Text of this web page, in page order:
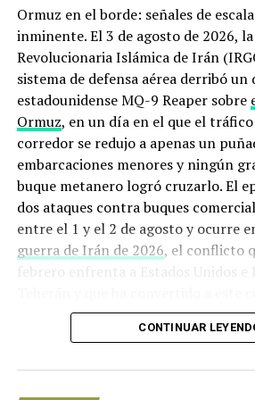
continúen hasta el fin de semana si
meteorológico actual persiste”, dijo
Tonhaugen, jefe de mercados
Energy.
“Esto puede provocar cierres de
intermitentes, con un impacto
producción de petróleo del Pérmico
febrero”, agregó.
Con información de La Jornada
NOTICIAS RELACIONADAS
Nahle supervisa arribo; llega equipo
refinería
Ormuz en el borde: señales de
inminente. El 3 de agosto de 2026,
Revolucionaria Islámica de Irán
sistema de defensa aérea derribó un
estadounidense MQ-9 Reaper sobre
Ormuz, en un día en el que el
corredor se redujo a apenas un
embarcaciones menores y ningún
buque metanero logró cruzarlo. El
dos ataques contra buques
entre el 1 y el 2 de agosto y ocurre
guerra de Irán de 2026, el conflicto
febrero enfrenta a Estados Unidos e
marítimo en uno de los puntos más
Origen de la crisis: de
CONTINUAR